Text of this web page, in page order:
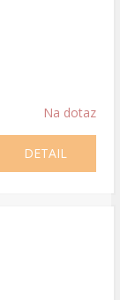
Na dotaz
DETAIL